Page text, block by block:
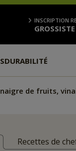
INSCRIPTION
GROSSISTE
DURABILITÉ
de fruits,
Recettes de